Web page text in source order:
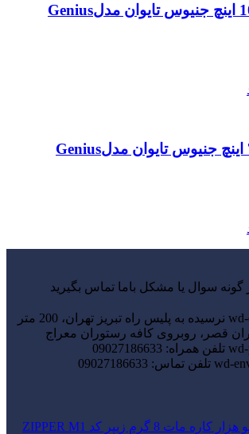
انبر قفلی سایز 10 اینچ جنیوس تایوان مدلGenius
انبر قفلی سایز 7 اینچ جنیوس تایوان مدلGenius
سوال یا مشکل باما تماس بگیرید
نرسیده به پلیس راه تبریز تهران، 200 متر
قصر، روبروی کافه رستوران معراج
تلفن همراه: 09027186633
تلفن تماس: 09027186633